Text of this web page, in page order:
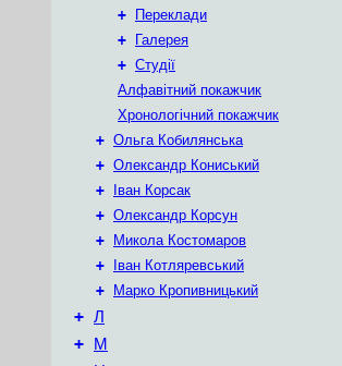
+
Переклади
+
Галерея
+ Студії
Алфавітний покажчик
Хронологічний покажчик
+ Ольга Кобилянська
+ Олександр Кониський
+
Іван Корсак
+ Олександр Корсун
+
Микола Костомаров
+
Іван Котляревський
+
Марко Кропивницький
+ Л
+ М